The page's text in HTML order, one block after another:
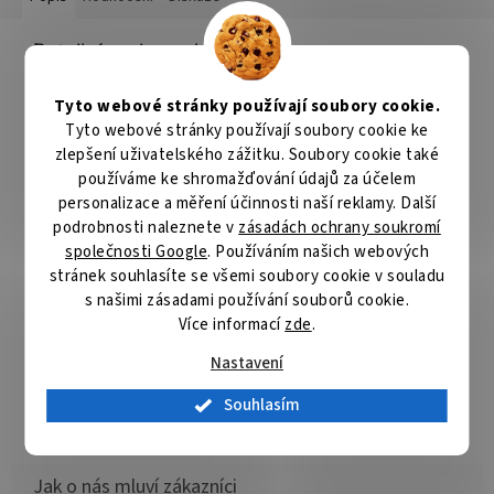
Tyto webové stránky používají soubory cookie.
Tyto webové stránky používají soubory cookie ke
zlepšení uživatelského zážitku. Soubory cookie také
používáme ke shromažďování údajů za účelem
personalizace a měření účinnosti naší reklamy. Další
podrobnosti naleznete v zásadách ochrany soukromí
společnosti Google. Používáním našich webových
stránek souhlasíte se všemi soubory cookie v souladu
s našimi zásadami používání souborů cookie.
Více informacízde.
Nastavení
Souhlasím
Detailní popis produktu
TRX Akyga AK-SW-35
Magnetický nabíjecí kabel pro chytré sportovní náramkyFitbit
Alta HR. Kvalitní klip pevně drží náramek na svém místě. Můžete
si tak být jisti, že fitness náramek řádně přilne k napájecím
kolíkům, což zajišťuje stabilitu nabíjecího procesu. K dispozici je
univerzální konektor USB, díky kterému si můžete vybrat, zda ji
připojíte k síťovému adaptéru, powerbance, nebo notebooku.
Jediné požadavky na zdroj napájení jsou 5 V / 1 A.
ZÁKLADNÍ SPECIFIKACE
Fitbit Alta HR
Barva:černá